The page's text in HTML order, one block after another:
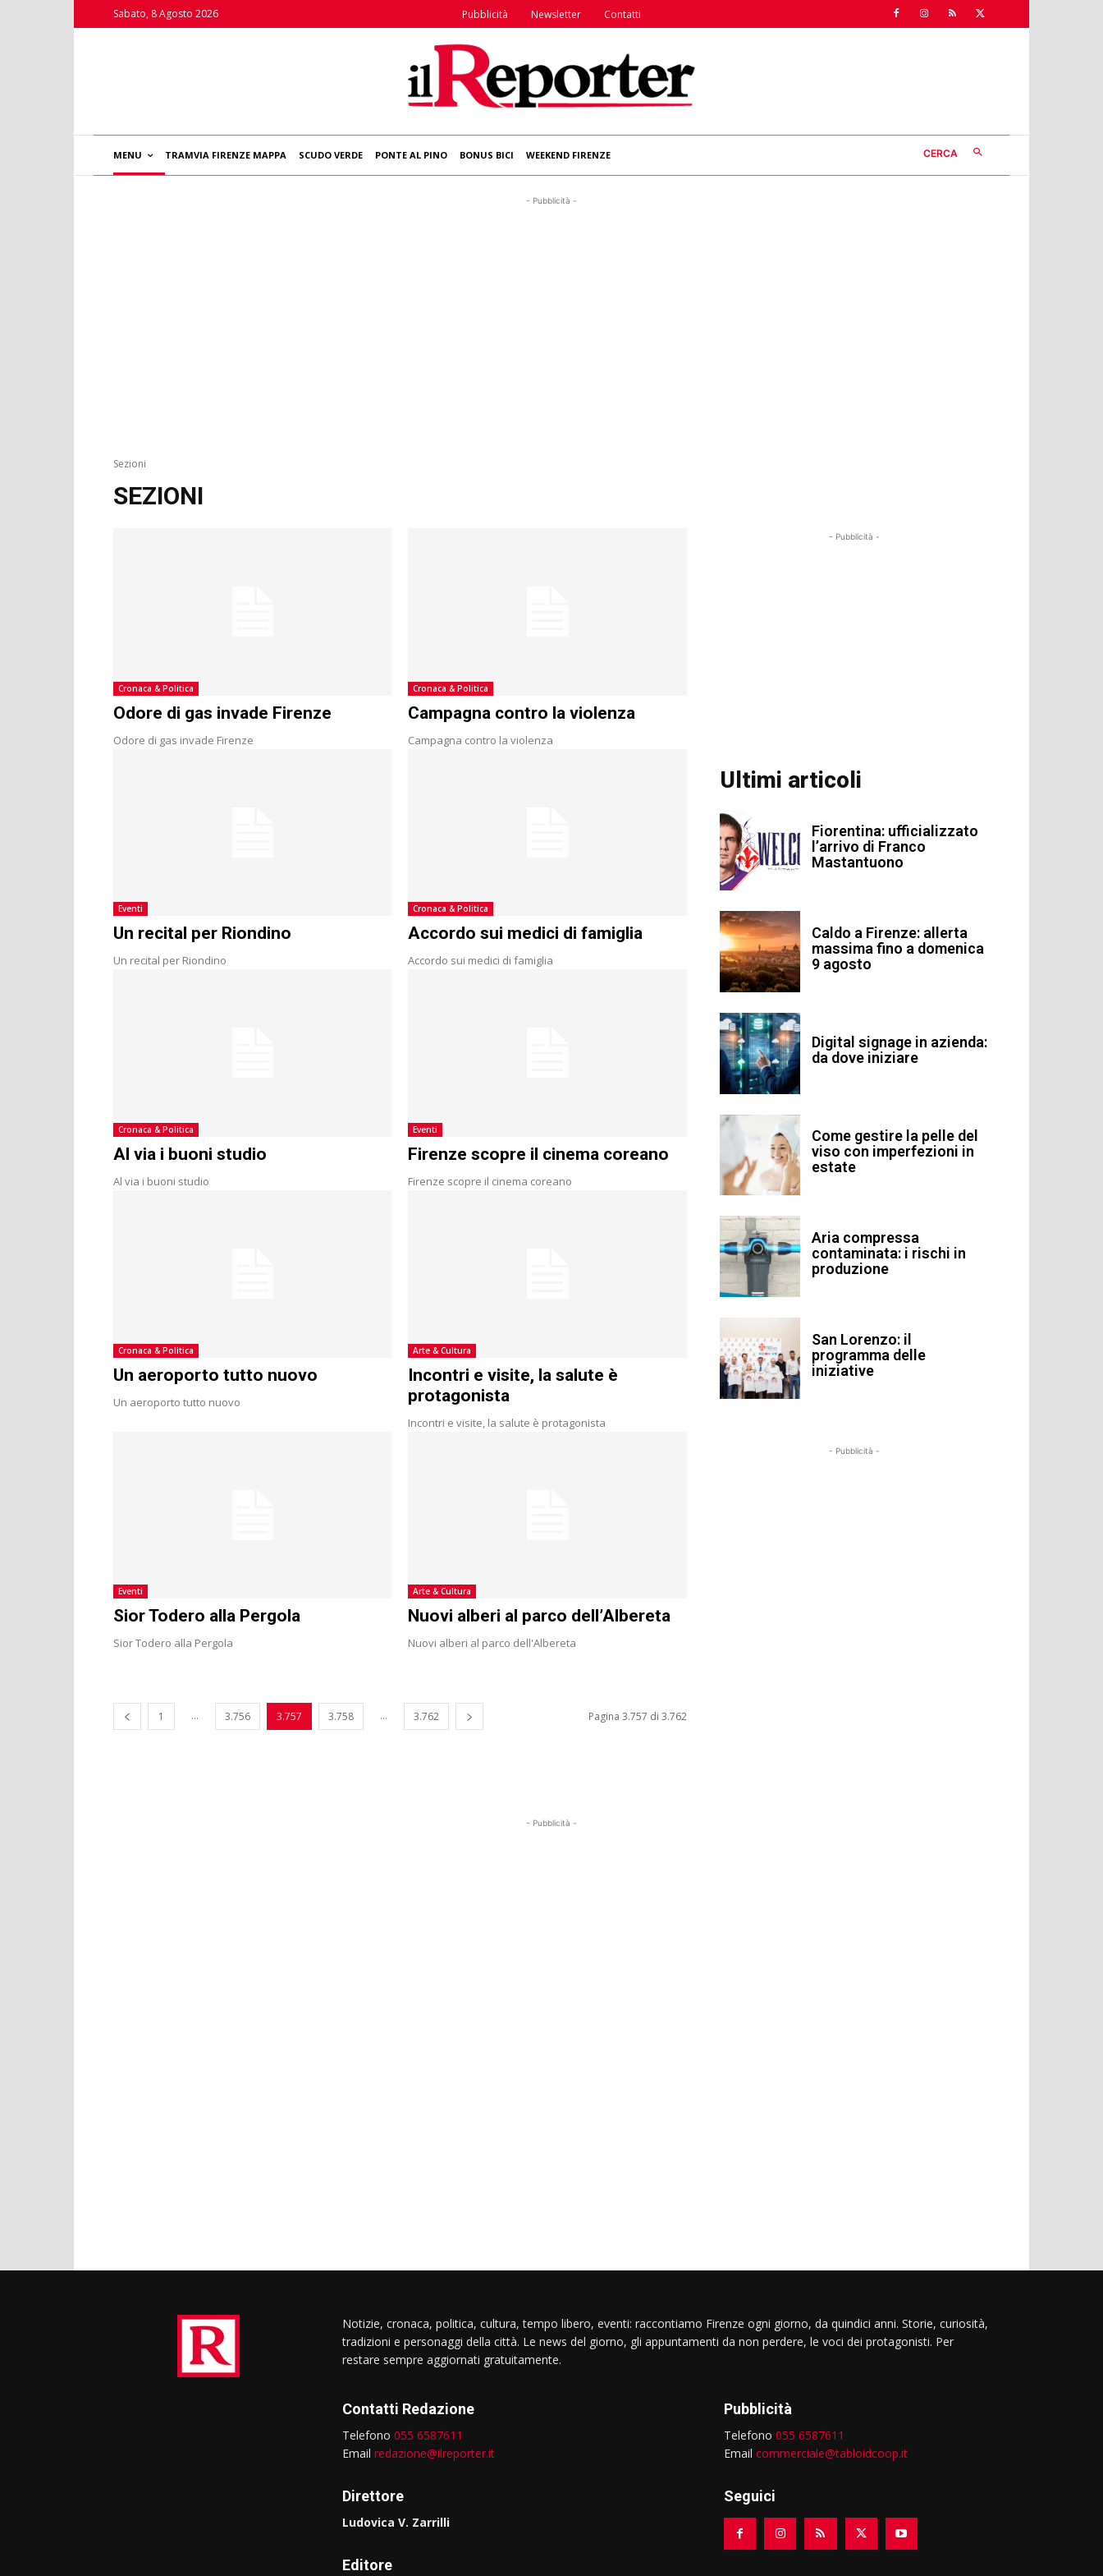
Sabato, 8 Agosto 2026 Pubblicità Newsletter Contatti
MENU TRAMVIA FIRENZE MAPPA SCUDO VERDE PONTE AL PINO BONUS BICI WEEKEND FIRENZE CERCA
- Pubblicità -
Sezioni
SEZIONI
Cronaca & Politica
Odore di gas invade Firenze
Odore di gas invade Firenze
Cronaca & Politica
Campagna contro la violenza
Campagna contro la violenza
Eventi
Un recital per Riondino
Un recital per Riondino
Cronaca & Politica
Accordo sui medici di famiglia
Accordo sui medici di famiglia
Cronaca & Politica
Al via i buoni studio
Al via i buoni studio
Eventi
Firenze scopre il cinema coreano
Firenze scopre il cinema coreano
Cronaca & Politica
Un aeroporto tutto nuovo
Un aeroporto tutto nuovo
Arte & Cultura
Incontri e visite, la salute è
protagonista
Incontri e visite, la salute è protagonista
Eventi
Sior Todero alla Pergola
Sior Todero alla Pergola
Arte & Cultura
Nuovi alberi al parco dell’Albereta
Nuovi alberi al parco dell'Albereta
1 ... 3.756 3.757 3.758 ... 3.762 Pagina 3.757 di 3.762
- Pubblicità -
Ultimi articoli
Fiorentina: ufficializzato
l’arrivo di Franco
Mastantuono
Caldo a Firenze: allerta
massima fino a domenica
9 agosto
Digital signage in azienda:
da dove iniziare
Come gestire la pelle del
viso con imperfezioni in
estate
Aria compressa
contaminata: i rischi in
produzione
San Lorenzo: il
programma delle
iniziative
- Pubblicità -
- Pubblicità -
Notizie, cronaca, politica, cultura, tempo libero, eventi: raccontiamo Firenze ogni giorno, da quindici anni. Storie, curiosità,
tradizioni e personaggi della città. Le news del giorno, gli appuntamenti da non perdere, le voci dei protagonisti. Per
restare sempre aggiornati gratuitamente.
Contatti Redazione
Telefono 055 6587611
Email redazione@ilreporter.it
Direttore
Ludovica V. Zarrilli
Editore
Pubblicità
Telefono 055 6587611
Email commerciale@tabloidcoop.it
Seguici